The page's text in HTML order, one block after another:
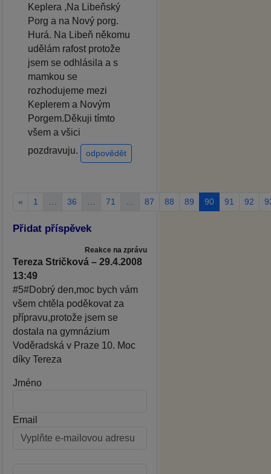
Keplera ,Na Libeňský
Porg a na Nový porg.
Hurá. Na Libeň někomu
udělám rafost protože
jsem se odhlásila a s
mamkou se
rozhodujeme mezi
Keplerem a Novým
Porgem.Děkuji tímto
všem a všici
pozdravuju.
odpovědět
« 1 36 71 87 88 89 90 91 92
Přidat příspěvek
Reakce na zprávu
Tereza Stričková – 29.4.2008
13:49
#5#Dobrý den,moc bych vám
všem chtěla poděkovat za
přípravu,protože jsem se
dostala na gymnázium
Voděradská v Praze 10. Moc
díky Tereza
Jméno
Email